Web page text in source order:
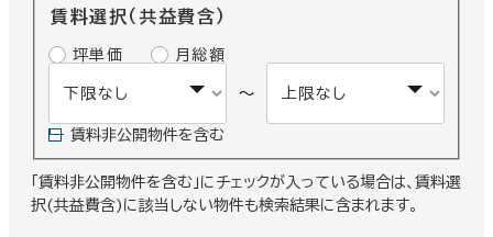
賃料選択（共益費含）
坪単価 月総額
～
賃料非公開物件を含む
「賃料非公開物件を含む」にチェックが入っている場合は、賃料選
択(共益費含)に該当しない物件も検索結果に含まれます。